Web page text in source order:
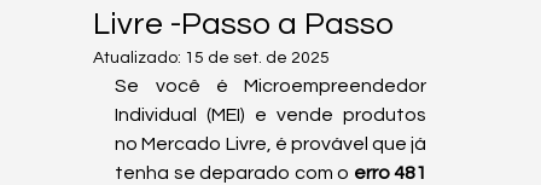
Livre -Passo a Passo
Atualizado: 15 de set. de 2025
Se você é Microempreendedor
Individual (MEI) e vende produtos
no Mercado Livre, é provável que já
tenha se deparado com o erro 481